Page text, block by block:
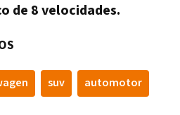
de 8 velocidades.
suv automotor